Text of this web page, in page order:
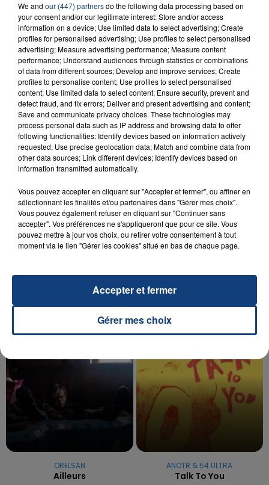
23 juillet 2026
INCENDIE MORTEL À LENS : UNE FEMME ET
SON BÉBÉ ENTRE LA VIE ET LA...
Un homme s'est immolé par le feu après avoir
aspergé sa compagne et leur bébé de trois mois
d'un liquide inflammable.
20 juillet 2026
UNE ADOLESCENTE DEVANT SE FAIRE
OPÉRER DE LA CHEVILLE RESSORT DE LA...
TITRES DIFFUSÉS
ORELSAN
Ailleurs
ANOTR & 54 ULTRA
Talk To You
We and our (447) partnersdo the following data processing based on
your consent and/or our legitimate interest: Store and/or access
information on a device; Use limited data to select advertising; Create
profiles for personalised advertising; Use profiles to select personalised
advertising; Measure advertising performance; Measure content
performance; Understand audiences through statistics or combinations
of data from different sources; Develop and improve services; Create
profiles to personalise content; Use profiles to select personalised
content; Use limited data to select content; Ensure security, prevent and
detect fraud, and fix errors; Deliver and present advertising and content;
Save and communicate privacy choices. These technologies may
process personal data such as IP address and browsing data to offer
following functionalities: Identify devices based on information actively
requested; Use precise geolocation data; Match and combine data from
other data sources; Link different devices; Identify devices based on
information transmitted automatically.
Vous pouvez accepter en cliquant sur "Accepter et fermer", ou affiner en
sélectionnant les finalités et/ou partenaires dans "Gérer mes choix".
Vous pouvez également refuser en cliquant sur "Continuer sans
accepter". Vos préférences ne s'appliqueront que pour ce site. Vous
pouvez mettre à jour vos choix, ou retirer votre consentement à tout
moment via le lien "Gérer les cookies" situé en bas de chaque page.
Gérer mes choix
Accepter et fermer